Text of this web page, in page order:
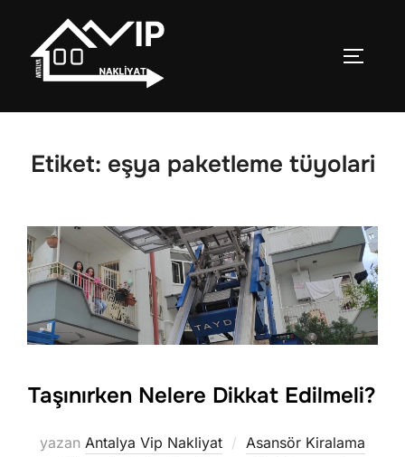
Etiket: eşya paketleme tüyolari
Taşınırken Nelere Dikkat Edilmeli?
yazan Antalya Vip Nakliyat
Asansör Kiralama